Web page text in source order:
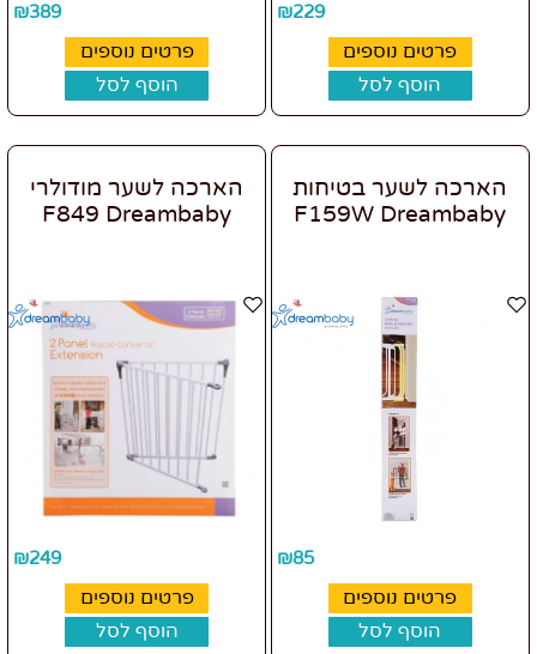
₪229
פרטים נוספים
הוסף לסל
₪389
פרטים נוספים
הוסף לסל
הארכה לשער בטיחות
F159W Dreambaby
₪85
פרטים נוספים
הוסף לסל
הארכה לשער מודולרי
F849 Dreambaby
₪249
פרטים נוספים
הוסף לסל